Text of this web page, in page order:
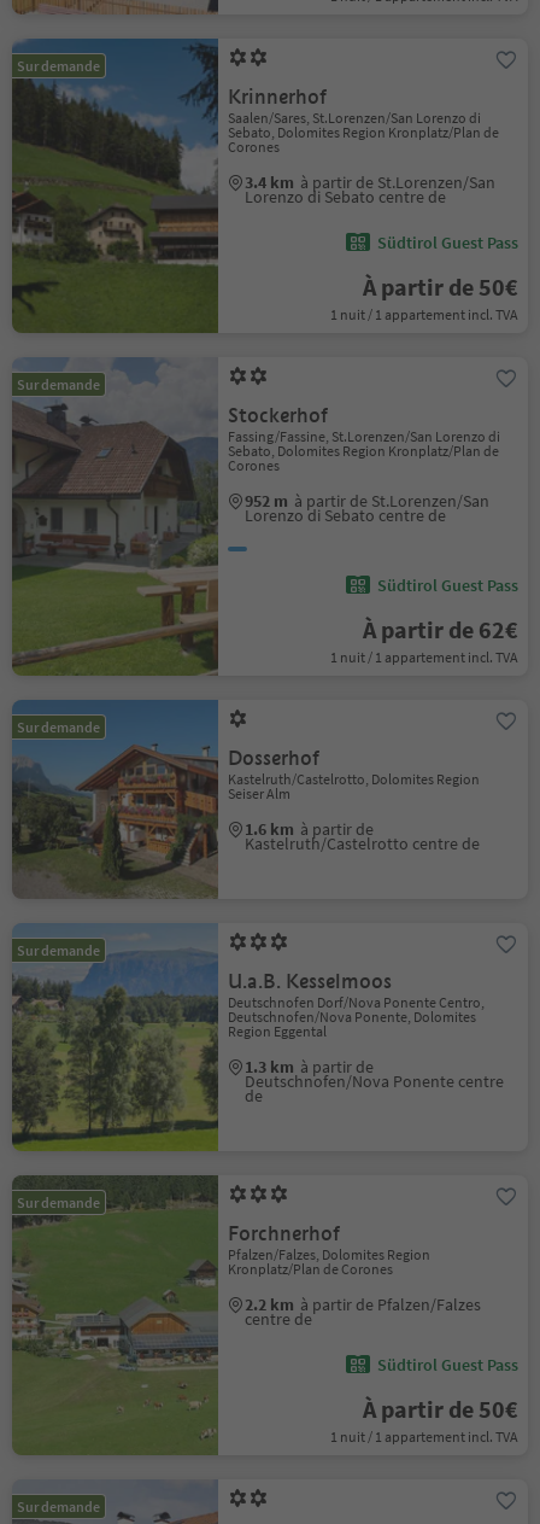
Sur demande
Krinnerhof
Saalen/Sares, St.Lorenzen/San Lorenzo di
Sebato, Dolomites Region Kronplatz/Plan de
Corones
3.4 km à partir de St.Lorenzen/San
Lorenzo di Sebato centre de
Südtirol Guest Pass
À partir de 50€
1 nuit / 1 appartement incl. TVA
Sur demande
Stockerhof
Fassing/Fassine, St.Lorenzen/San Lorenzo di
Sebato, Dolomites Region Kronplatz/Plan de
Corones
952 m à partir de St.Lorenzen/San
Lorenzo di Sebato centre de
Südtirol Guest Pass
À partir de 62€
1 nuit / 1 appartement incl. TVA
Sur demande
Dosserhof
Kastelruth/Castelrotto, Dolomites Region
Seiser Alm
1.6 km à partir de
Kastelruth/Castelrotto centre de
Sur demande
U.a.B. Kesselmoos
Deutschnofen Dorf/Nova Ponente Centro,
Deutschnofen/Nova Ponente, Dolomites
Region Eggental
1.3 km à partir de
Deutschnofen/Nova Ponente centre
de
Sur demande
Forchnerhof
Pfalzen/Falzes, Dolomites Region
Kronplatz/Plan de Corones
2.2 km à partir de Pfalzen/Falzes
centre de
Südtirol Guest Pass
À partir de 50€
1 nuit / 1 appartement incl. TVA
Sur demande